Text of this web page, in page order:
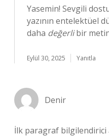
Yasemin! Sevgili
yazının entelektüel
daha değerlibir
Eylül 30, 2025 Yanıtla
Denir
İlk paragraf bilgilendirici